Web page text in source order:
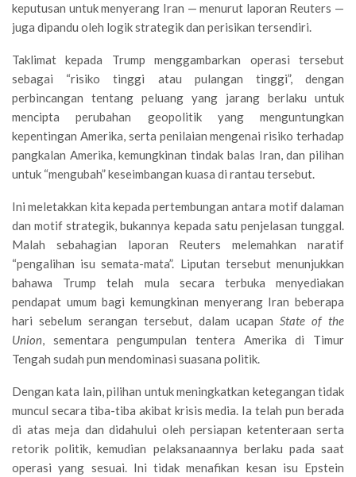
keputusan untuk menyerang Iran — menurut laporan Reuters —
juga dipandu oleh logik strategik dan perisikan tersendiri.
Taklimat kepada Trump menggambarkan operasi tersebut
sebagai “risiko tinggi atau pulangan tinggi”, dengan
perbincangan tentang peluang yang jarang berlaku untuk
mencipta perubahan geopolitik yang menguntungkan
kepentingan Amerika, serta penilaian mengenai risiko terhadap
pangkalan Amerika, kemungkinan tindak balas Iran, dan pilihan
untuk “mengubah” keseimbangan kuasa di rantau tersebut.
Ini meletakkan kita kepada pertembungan antara motif dalaman
dan motif strategik, bukannya kepada satu penjelasan tunggal.
Malah sebahagian laporan Reuters melemahkan naratif
“pengalihan isu semata-mata”. Liputan tersebut menunjukkan
bahawa Trump telah mula secara terbuka menyediakan
pendapat umum bagi kemungkinan menyerang Iran beberapa
hari sebelum serangan tersebut, dalam ucapan State of the
Union, sementara pengumpulan tentera Amerika di Timur
Tengah sudah pun mendominasi suasana politik.
Dengan kata lain, pilihan untuk meningkatkan ketegangan tidak
muncul secara tiba-tiba akibat krisis media. Ia telah pun berada
di atas meja dan didahului oleh persiapan ketenteraan serta
retorik politik, kemudian pelaksanaannya berlaku pada saat
operasi yang sesuai. Ini tidak menafikan kesan isu Epstein